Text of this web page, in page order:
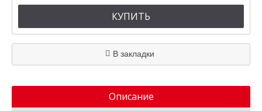
КУПИТЬ
В закладки
Описание